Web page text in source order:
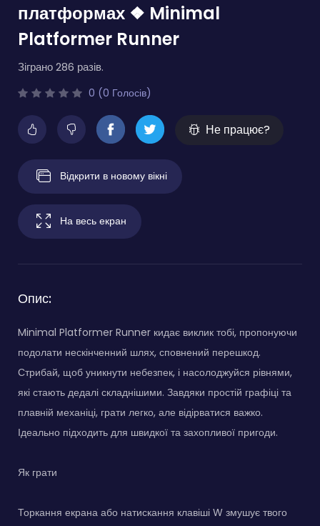
платформах ❖ Minimal
Platformer Runner
Зіграно 286 разів.
0 (0 Голосів)
Не працює?
Відкрити в новому вікні
На весь екран
Опис:
Minimal Platformer Runner кидає виклик тобі, пропонуючи
подолати нескінченний шлях, сповнений перешкод.
Стрибай, щоб уникнути небезпек, і насолоджуйся рівнями,
які стають дедалі складнішими. Завдяки простій графіці та
плавній механіці, грати легко, але відірватися важко.
Ідеально підходить для швидкої та захопливої пригоди.
Як грати
Торкання екрана або натискання клавіші W змушує твого